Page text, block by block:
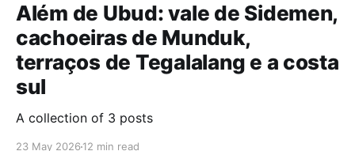
Além de Ubud: vale de Sidemen,
cachoeiras de Munduk,
terraços de Tegalalang e a costa
sul
A collection of 3 posts
23 May 2026 12 min read